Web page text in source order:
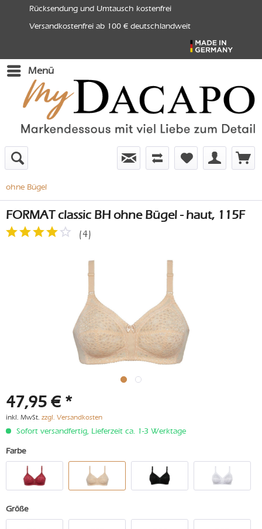
Rücksendung und Umtausch kostenfrei
Versandkostenfrei ab 100 € deutschlandweit
Menü
ohne Bügel
FORMAT classic BH ohne Bügel - haut, 115F
(4)
47,95 € *
inkl. MwSt. zzgl. Versandkosten
Sofort versandfertig, Lieferzeit ca. 1-3 Werktage
Farbe
Größe